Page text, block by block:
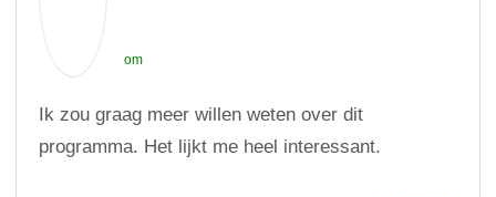
om
Ik zou graag meer willen weten over dit
programma. Het lijkt me heel interessant.